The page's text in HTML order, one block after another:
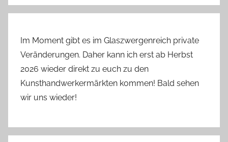
m
Im Moment gibt es im Glaszwergenreich private
Veränderungen. Daher kann ich erst ab Herbst
2026 wieder direkt zu euch zu den
Kunsthandwerkermärkten kommen! Bald sehen
wir uns wieder!